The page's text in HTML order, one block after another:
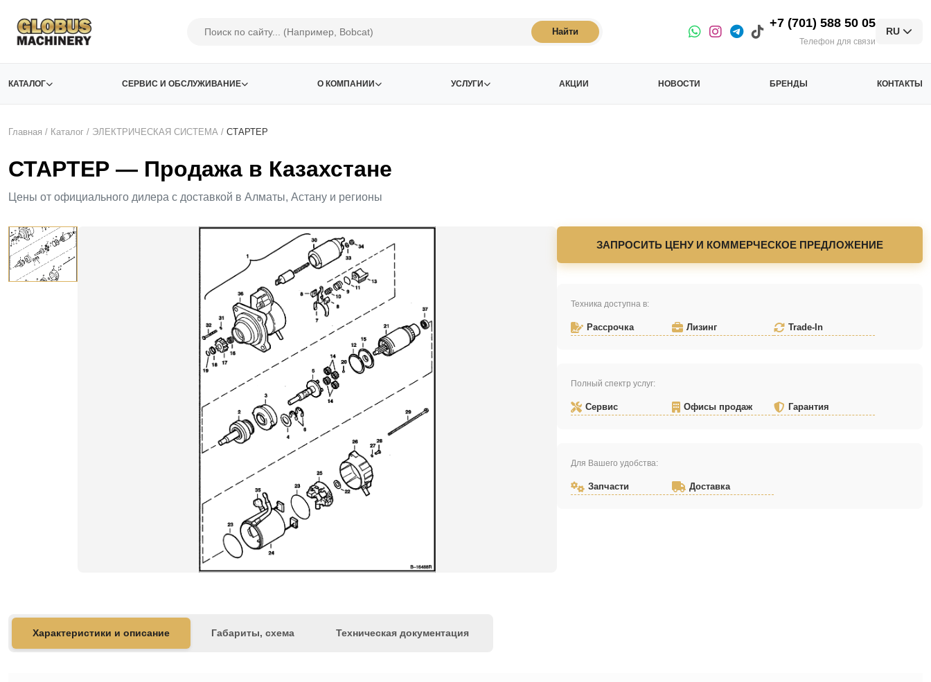
Найти
+7 (701) 588 50 05
Телефон для связи
RU
КАТАЛОГ СЕРВИС И ОБСЛУЖИВАНИЕ О КОМПАНИИ УСЛУГИ АКЦИИ НОВОСТИ БРЕНДЫ КОНТАКТЫ
Главная / Каталог / ЭЛЕКТРИЧЕСКАЯ СИСТЕМА / СТАРТЕР
СТАРТЕР — Продажа в Казахстане
Цены от официального дилера с доставкой в Алматы, Астану и регионы
ЗАПРОСИТЬ ЦЕНУ И КОММЕРЧЕСКОЕ ПРЕДЛОЖЕНИЕ
Техника доступна в:
Рассрочка Лизинг Trade-In
Полный спектр услуг:
Сервис Офисы продаж Гарантия
Для Вашего удобства:
Запчасти Доставка
Характеристики и описание Габариты, схема Техническая документация